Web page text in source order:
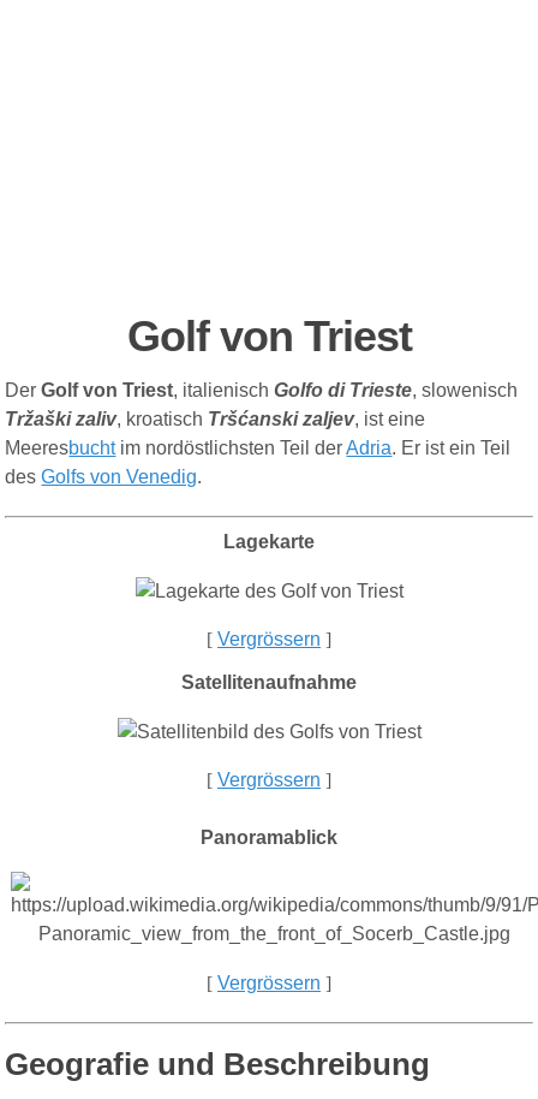
Golf von Triest
DerGolf von Triest, italienisch Golfo di Trieste, slowenisch
Tržaški zaliv, kroatisch Tršćanski zaljev, ist eine
Meeresbuchtim nordöstlichsten Teil derAdria. Er ist ein Teil
desGolfs von Venedig.
Lagekarte
[ Vergrössern ]
Satellitenaufnahme
[ Vergrössern ]
Panoramablick
[ Vergrössern ]
Geografie und Beschreibung